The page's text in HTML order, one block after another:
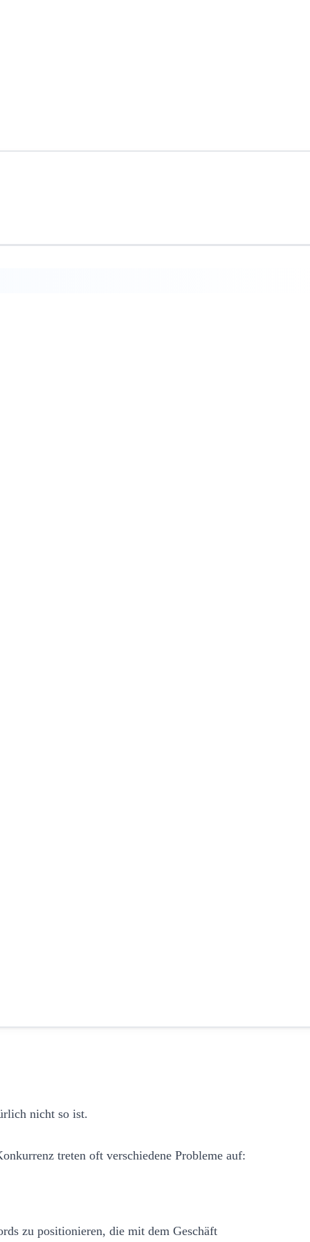
nicht so ist.
treten oft verschiedene Probleme auf:
zu positionieren, die mit dem Geschäft